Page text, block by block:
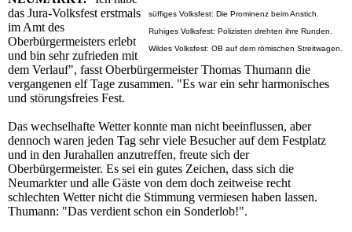
süffiges Volksfest: Die Prominenz beim Anstich.
Ruhiges Volksfest: Polizisten drehten ihre Runden.
Wildes Volksfest: OB auf dem römischen Streitwagen.
das Jura-Volksfest erstmals
im Amt des
Oberbürgermeisters erlebt
und bin sehr zufrieden mit
dem Verlauf", fasst Oberbürgermeister Thomas Thumann die
vergangenen elf Tage zusammen. "Es war ein sehr harmonisches
und störungsfreies Fest.
Das wechselhafte Wetter konnte man nicht beeinflussen, aber
dennoch waren jeden Tag sehr viele Besucher auf dem Festplatz
und in den Jurahallen anzutreffen, freute sich der
Oberbürgermeister. Es sei ein gutes Zeichen, dass sich die
Neumarkter und alle Gäste von dem doch zeitweise recht
schlechten Wetter nicht die Stimmung vermiesen haben lassen.
Thumann: "Das verdient schon ein Sonderlob!".